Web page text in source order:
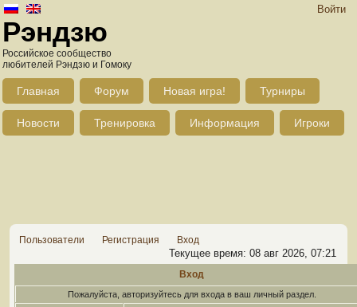
Войти
Рэндзю
Российское сообщество
любителей Рэндзю и Гомоку
Главная Форум Новая игра! Турниры
Новости Тренировка Информация Игроки
Пользователи Регистрация Вход
Текущее время: 08 авг 2026, 07:21
Вход
Пожалуйста, авторизуйтесь для входа в ваш личный раздел.